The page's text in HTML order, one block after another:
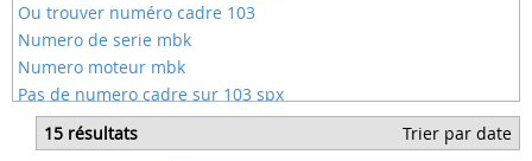
Ou trouver numéro cadre 103
Numero de serie mbk
Numero moteur mbk
Pas de numero cadre sur 103 spx
Cadre mbk stunt
Plaque cadre mbk
15 résultats Trier par date